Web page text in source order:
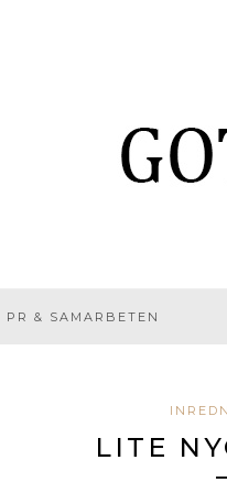
PR & SAMARBETEN
LITE